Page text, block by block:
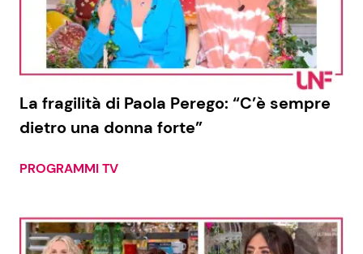
Disclaimer e Privacy
Redazione
Contattaci
Pubblicità
Privacy Policy
La fragilità di Paola Perego: “C’è sempre
dietro una donna forte”
PROGRAMMI TV